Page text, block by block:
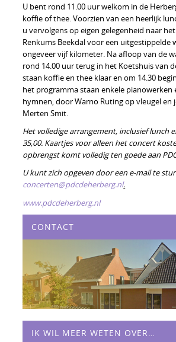
U bent rond 11.00 uur welkom in de
koffie of thee. Voorzien van een heerlijk
u vervolgens op eigen gelegenheid naar
Renkums Beekdal voor een uitgestippelde
ongeveer vijf kilometer. Na afloop van de
rond 14.00 uur terug in het Koetshuis van
staan koffie en thee klaar en om 14.30
het programma staan enkele pianowerken
hymnen, door Warno Ruting op vleugel en
Merten Smit.
Het volledige arrangement, inclusief lunch
35,00. Kaartjes voor alleen het concert
opbrengst komt volledig ten goede aan
U kunt zich opgeven door een e-mail te
concerten@pdcdeherberg.nl.
www.pdcdeherberg.nl
CONTACT
IK WIL MEER WETEN OVER…